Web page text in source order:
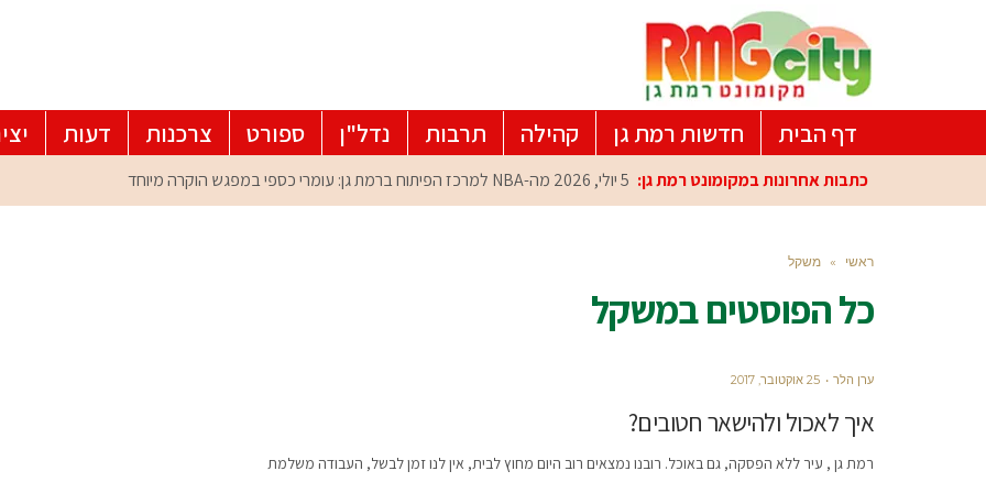
דף הבית חדשות רמת גן קהילה תרבות נדל"ן ספורט צרכנות דעות
כתבות אחרונות במקומונט רמת גן: 5 יולי, 2026 מה-NBA למרכז הפיתוח ברמת גן: עומרי כספי במפגש הוקרה מיוחד
ראשי » משקל
כל הפוסטים במשקל
ערן הלר 25 אוקטובר, 2017
איך לאכול ולהישאר חטובים?
רמת גן , עיר ללא הפסקה, גם באוכל. רובנו נמצאים רוב היום מחוץ לבית, אין לנו זמן לבשל, העבודה משלמת